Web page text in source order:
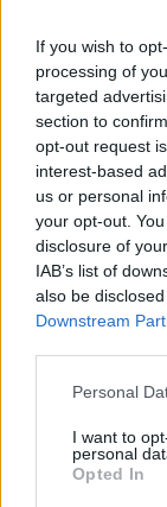
If you wish to
processing of
targeted
section to
opt-out request
interest-based
us or personal
your opt-out.
disclosure of
IAB’s list of
also be
Downstream
Personal
I want to
personal
Opted In
21/12/2015 - 02:00
ΡΟΗ
ΥΠΑΑΤ: